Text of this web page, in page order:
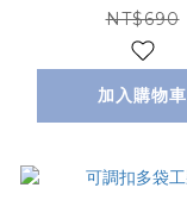
NT$690
加入購物車